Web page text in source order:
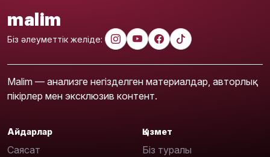
malim
Біз әлеуметтік желіде:
Malim — анализге негізделген материалдар, авторлық
пікірлер мен эксклюзив контент.
Айдарлар
Саясат
Қызмет
Біз туралы